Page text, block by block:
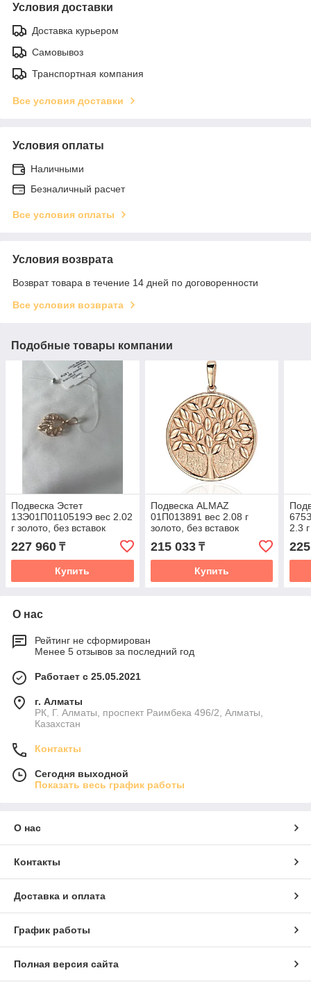
Условия доставки
Доставка курьером
Самовывоз
Транспортная компания
Все условия доставки
Условия оплаты
Наличными
Безналичный расчет
Все условия оплаты
Условия возврата
Возврат товара в течение 14 дней по договоренности
Все условия возврата
Подобные товары компании
Подвеска Эстет
1ЗЭ01П0110519Э вес 2.02
г золото, без вставок
227 960 ₸
Купить
Подвеска ALMAZ
01П013891 вес 2.08 г
золото, без вставок
215 033₸
Купить
2.3
О нас
Рейтинг не сформирован
Менее 5 отзывов за последний год
Работает с 25.05.2021
г. Алматы
РК, Г. Алматы, проспект Раимбека 496/2, Алматы,
Казахстан
Контакты
Сегодня выходной
Показать весь график работы
О нас
Контакты
Доставка и оплата
График работы
Полная версия сайта